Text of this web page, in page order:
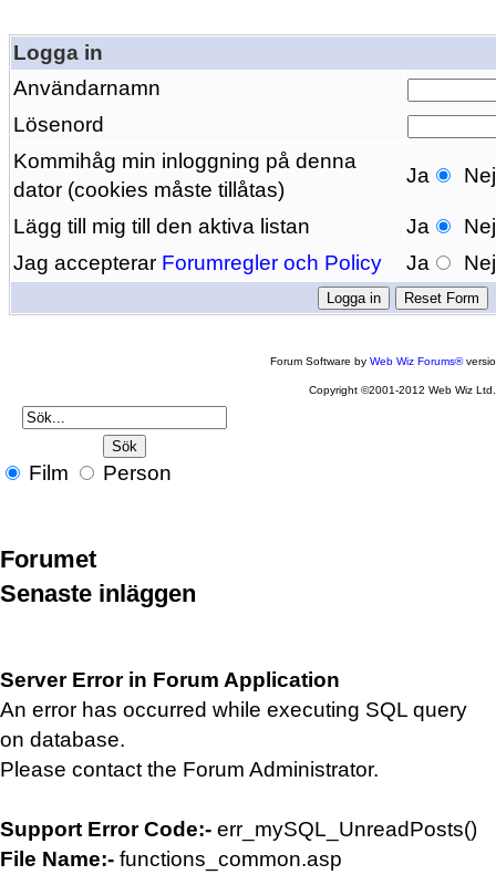
Logga in
Användarnamn
Lösenord
Kommihåg min inloggning på denna
dator (cookies måste tillåtas)
Ja Nej
Lägg till mig till den aktiva listan Ja
Nej
Jag accepterar Forumregler och Policy Ja Nej
Forum Software byWeb Wiz Forums®
Copyright ©2001-2012 Web Wiz Ltd.
Film Person
Forumet
Senaste inläggen
Server Error in Forum Application
An error has occurred while executing SQL query
on database.
Please contact the Forum Administrator.
Support Error Code:- err_mySQL_UnreadPosts()
File Name:- functions_common.asp